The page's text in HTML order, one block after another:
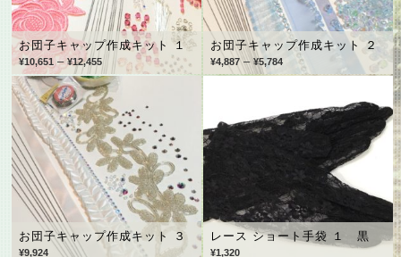
お団子キャップ作成キット １
¥10,651 –¥12,455
お団子キャップ作成キット ２
¥4,887–¥5,784
お団子キャップ作成キット ３
¥9,924
レース ショート手袋 １ 黒
¥1,320